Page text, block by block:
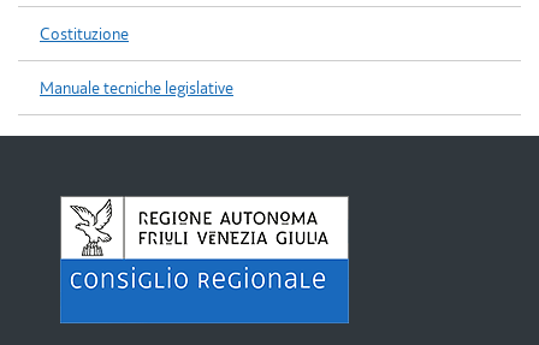
Costituzione
Manuale tecniche legislative